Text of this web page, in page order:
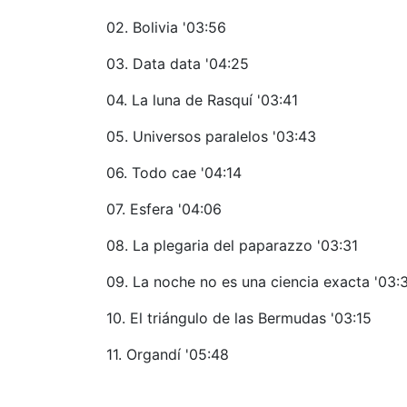
02. Bolivia '03:56
03. Data data '04:25
04. La luna de Rasquí '03:41
05. Universos paralelos '03:43
06. Todo cae '04:14
07. Esfera '04:06
08. La plegaria del paparazzo '03:31
09. La noche no es una ciencia exacta
10. El triángulo de las Bermudas '03:15
11. Organdí '05:48